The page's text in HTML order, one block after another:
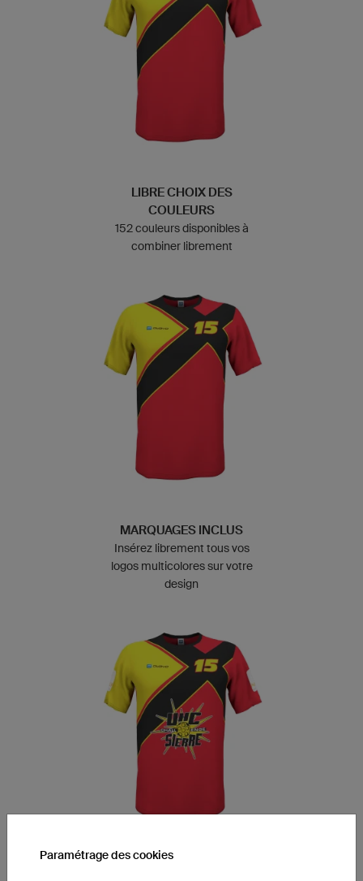
LIBRE CHOIX DES
COULEURS
152 couleurs disponibles à
combiner librement
MARQUAGES INCLUS
Insérez librement tous vos
logos multicolores sur votre
design
Paramétrage des cookies